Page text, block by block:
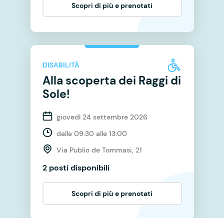
Scopri di più e prenotati
DISABILITÀ
Alla scoperta dei Raggi di
Sole!
giovedì 24 settembre 2026
dalle 09:30 alle 13:00
Via Publio de Tommasi, 21
2 posti disponibili
Scopri di più e prenotati